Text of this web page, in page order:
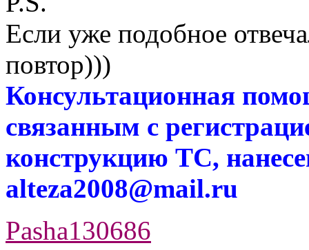
Если уже подобное
повтор)))
Консультационная
связанным с
конструкцию ТС,
alteza2008@mail.ru
Pasha130686